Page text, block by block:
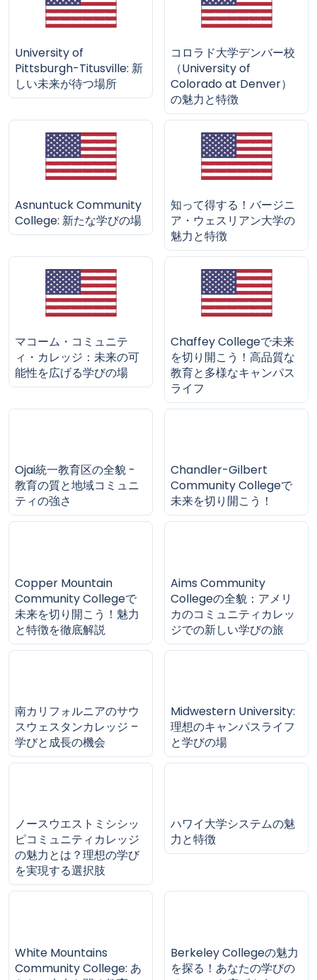
University of
Pittsburgh-Titusville: 新
しい未来が待つ場所
コロラド大学デンバー校
（University of
Colorado at Denver）
の魅力と特徴
Asnuntuck Community
College: 新たな学びの場
知って得する！バージニ
ア・ウェスリアン大学の
魅力と特徴
マコーム・コミュニテ
ィ・カレッジ：未来の可
能性を広げる学びの場
Chaffey Collegeで未来
を切り開こう！高品質な
教育と多様なキャンパス
ライフ
Ojai統一教育区の全貌 -
教育の質と地域コミュニ
ティの強さ
Chandler-Gilbert
Community Collegeで
未来を切り開こう！
Copper Mountain
Community Collegeで
Aims Community
Collegeの全貌：アメリ
と学びの場
の魅力とは？理想の学び
を実現する選択肢